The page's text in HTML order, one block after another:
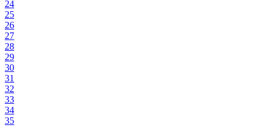
24
25
26
27
28
29
30
31
32
33
34
35